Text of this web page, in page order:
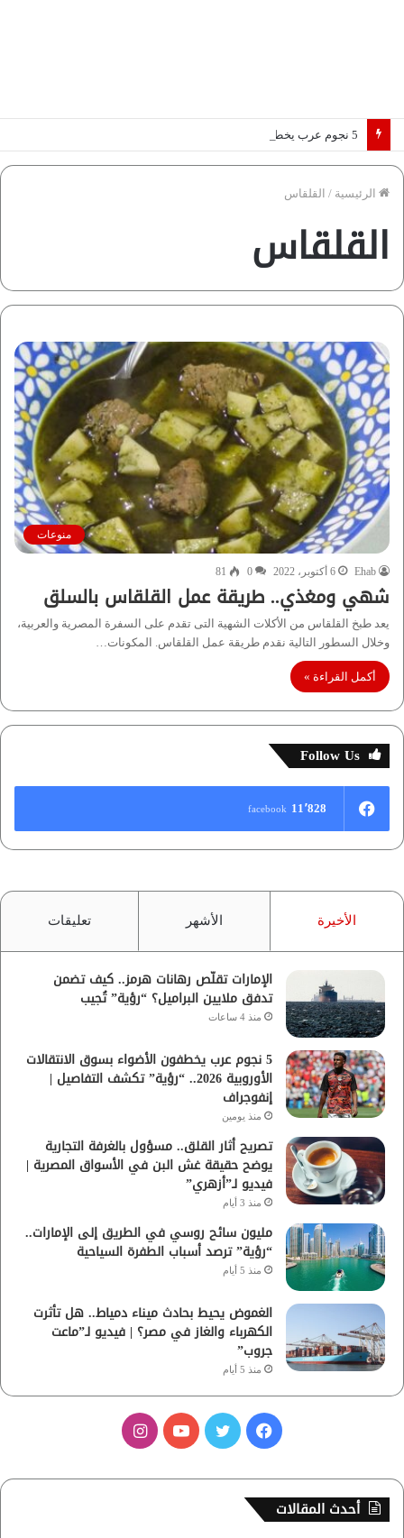
الرئيسية / القلقاس
القلقاس
منوعات
Ehab 6 أكتوبر، 2022 0
81
شهي ومغذي.. طريقة عمل القلقاس بالسلق
يعد طبخ القلقاس من الأكلات الشهية التى تقدم على السفرة المصرية والعربية،
وخلال السطور التالية نقدم طريقة عمل القلقاس. المكونات…
أكمل القراءة »
Follow Us
11٬828 facebook
الأخيرة الأشهر تعليقات
الإمارات تقلّص رهانات هرمز.. كيف تضمن
تدفق ملايين البراميل؟ “رؤية” تُجيب
منذ 4 ساعات
5 نجوم عرب يخطفون الأضواء بسوق الانتقالات
الأوروبية 2026.. “رؤية” تكشف التفاصيل |
إنفوجراف
منذ يومين
تصريح أثار القلق.. مسؤول بالغرفة التجارية
يوضح حقيقة غش البن في الأسواق المصرية |
فيديو لـ”أزهري”
منذ 3 أيام
مليون سائح روسي في الطريق إلى الإمارات..
“رؤية” ترصد أسباب الطفرة السياحية
منذ 5 أيام
الغموض يحيط بحادث ميناء دمياط.. هل تأثرت
الكهرباء والغاز في مصر؟ | فيديو لـ”ماعت
جروب”
منذ 5 أيام
س
أحدث المقالات